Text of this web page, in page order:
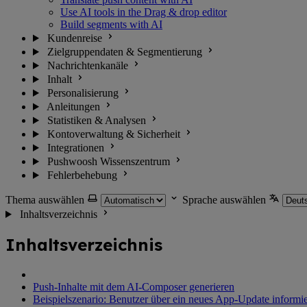
Use AI tools in the Drag & drop editor
Build segments with AI
Kundenreise
Zielgruppendaten & Segmentierung
Nachrichtenkanäle
Inhalt
Personalisierung
Anleitungen
Statistiken & Analysen
Kontoverwaltung & Sicherheit
Integrationen
Pushwoosh Wissenszentrum
Fehlerbehebung
Thema auswählen
Sprache auswählen
Inhaltsverzeichnis
Inhaltsverzeichnis
Push-Inhalte mit dem AI-Composer generieren
Beispielszenario: Benutzer über ein neues App-Update